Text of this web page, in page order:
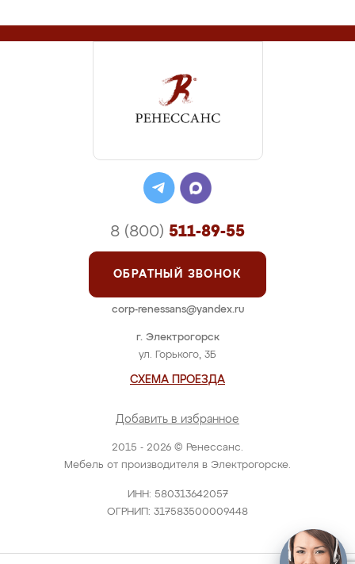
2015 - 2026 © Ренессанс.
Мебель от производителя в Электрогорске.
ИНН: 580313642057
ОГРНИП: 317583500009448
г. Электрогорск
ул. Горького, 3Б
СХЕМА ПРОЕЗДА
Добавить в избранное
8 (800) 511-89-55
ОБРАТНЫЙ ЗВОНОК
corp-renessans@yandex.ru